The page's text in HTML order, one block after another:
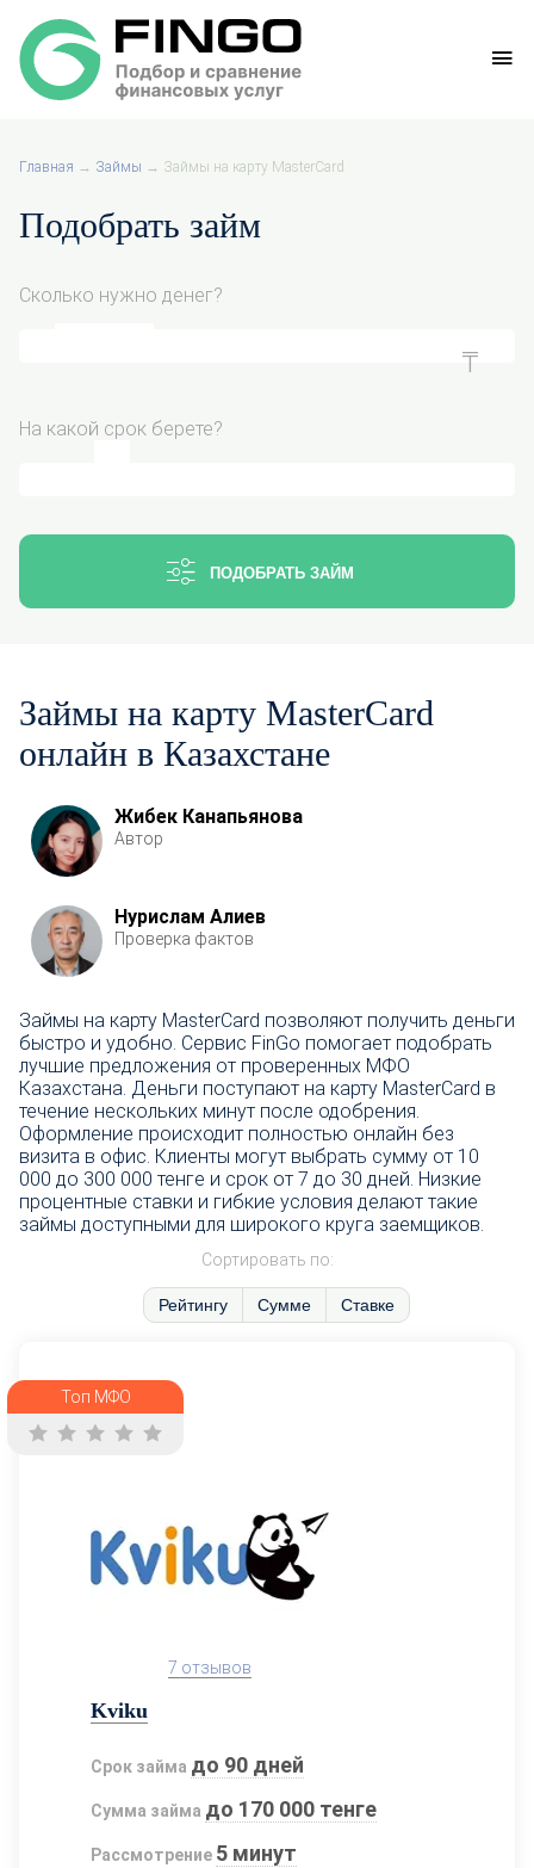
Главная → Займы → Займы на карту MasterCard
Подобрать займ
Сколько нужно денег?
На какой срок берете?
ПОДОБРАТЬ ЗАЙМ
Займы на карту MasterCard
онлайн в Казахстане
Жибек Канапьянова
Автор
Нурислам Алиев
Проверка фактов
Займы на карту MasterCard позволяют получить деньги
быстро и удобно. Сервис FinGo помогает подобрать
лучшие предложения от проверенных МФО
Казахстана. Деньги поступают на карту MasterCard в
течение нескольких минут после одобрения.
Оформление происходит полностью онлайн без
визита в офис. Клиенты могут выбрать сумму от 10
000 до 300 000 тенге и срок от 7 до 30 дней. Низкие
процентные ставки и гибкие условия делают такие
займы доступными для широкого круга заемщиков.
Сортировать по:
Рейтингу Сумме Ставке
Топ МФО
7 отзывов
Kviku
Срок займа до 90 дней
Сумма займа до 170 000 тенге
Рассмотрение 5 минут